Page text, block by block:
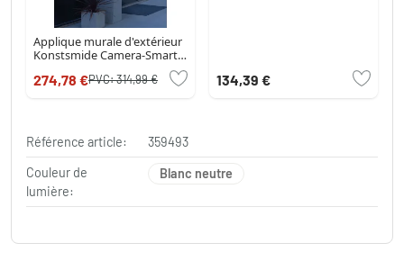
Applique murale d'extérieur
Konstsmide Camera-Smart-
Détecteur de mouvement
274,78 €PVC:314,99 € 134,39 €
Référence article:
359493
Couleur de
lumière:
Blanc neutre